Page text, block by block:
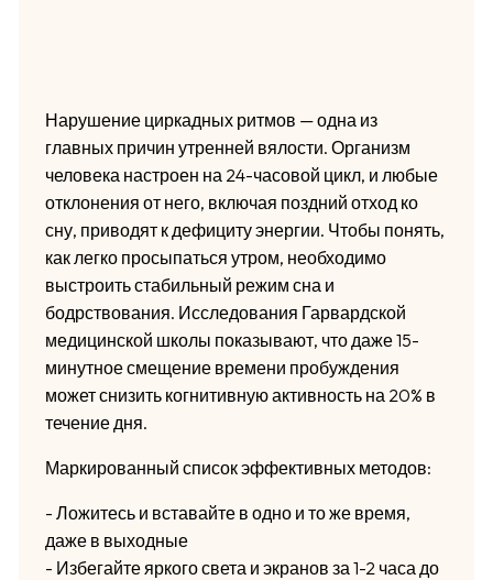
Нарушение циркадных ритмов — одна из
главных причин утренней вялости. Организм
человека настроен на 24-часовой цикл, и любые
отклонения от него, включая поздний отход ко
сну, приводят к дефициту энергии. Чтобы понять,
как легко просыпаться утром, необходимо
выстроить стабильный режим сна и
бодрствования. Исследования Гарвардской
медицинской школы показывают, что даже 15-
минутное смещение времени пробуждения
может снизить когнитивную активность на 20% в
течение дня.
Маркированный список эффективных методов:
- Ложитесь и вставайте в одно и то же время,
даже в выходные
- Избегайте яркого света и экранов за 1-2 часа до